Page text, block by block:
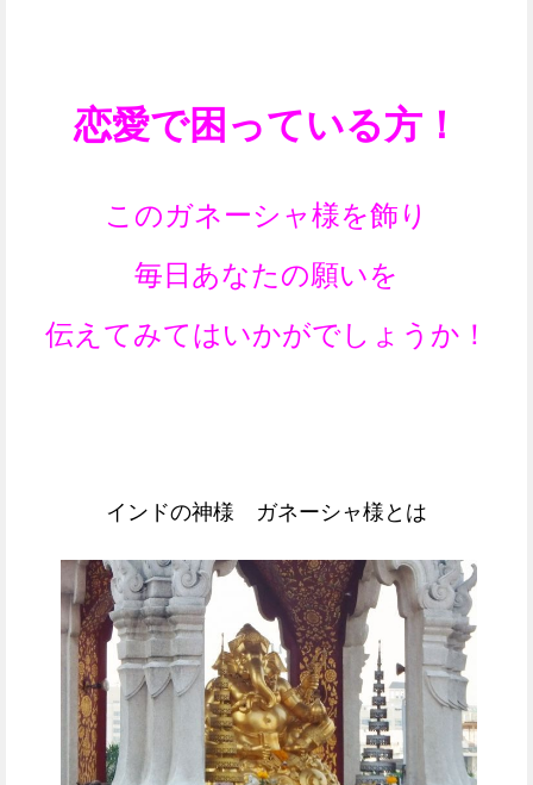
恋愛で困っている方！
このガネーシャ様を飾り
毎日あなたの願いを
伝えてみてはいかがでしょうか！
インドの神様 ガネーシャ様とは